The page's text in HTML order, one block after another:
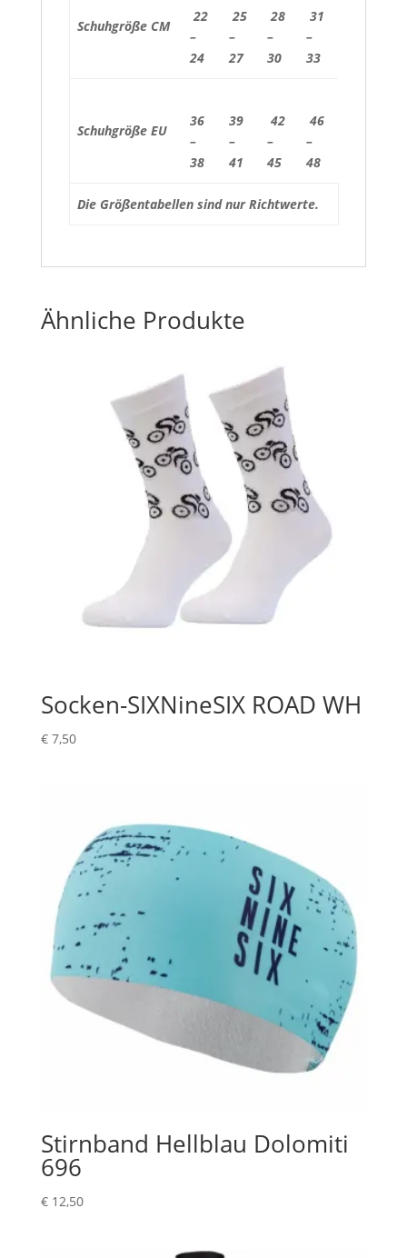
Die Größentabellen sind nur Richtwerte.
Schuhgröße CM
22
–
24
25
–
27
28
–
30
31
–
33
Schuhgröße EU
36
–
38
39
–
41
42
–
45
46
–
48
Ähnliche Produkte
Socken-SIXNineSIX ROAD WH
€7,50
Stirnband Hellblau Dolomiti
696
€12,50